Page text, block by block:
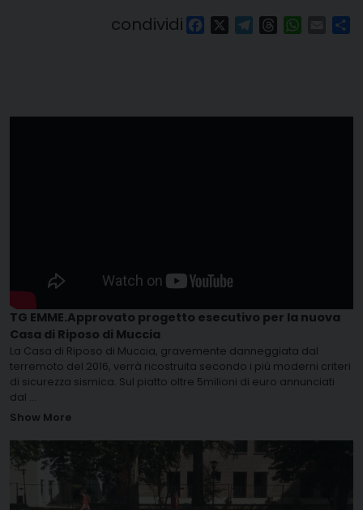
condividi FacebookTelegram
Threads Email
TG EMME.Approvato progetto esecutivo per la nuova
Casa di Riposo di Muccia
La Casa di Riposo di Muccia, gravemente danneggiata dal
terremoto del 2016, verrà ricostruita secondo i più moderni criteri
di sicurezza sismica. Sul piatto oltre 5milioni di euro annunciati
dal ...
Show More